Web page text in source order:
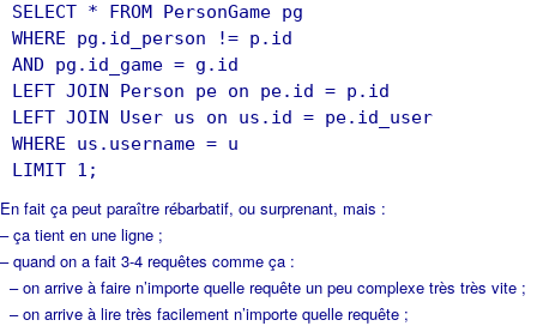
SELECT * FROM PersonGame pg
WHERE pg.id_person != p.id
AND pg.id_game = g.id
LEFT JOIN Person pe on pe.id = p.id
LEFT JOIN User us on us.id = pe.id_user
WHERE us.username = u
LIMIT 1;
En fait ça peut paraître rébarbatif, ou surprenant, mais :
– ça tient en une ligne ;
– quand on a fait 3-4 requêtes comme ça :
– on arrive à faire n’importe quelle requête un peu complexe très très vite ;
– on arrive à lire très facilement n’importe quelle requête ;